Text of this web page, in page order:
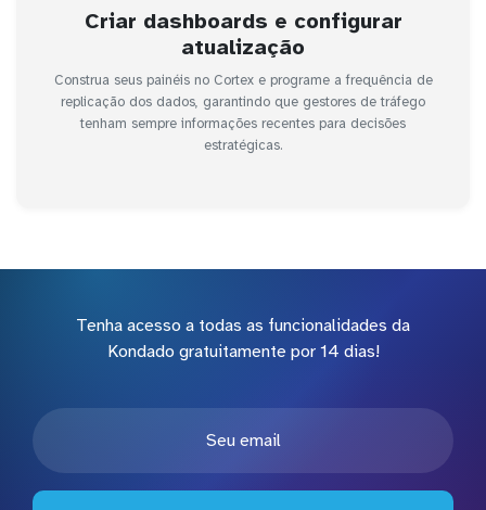
Criar dashboards e configurar
atualização
Construa seus painéis no Cortex e programe a frequência de
replicação dos dados, garantindo que gestores de tráfego
tenham sempre informações recentes para decisões
estratégicas.
Tenha acesso a todas as funcionalidades da
Kondado gratuitamente por 14 dias!